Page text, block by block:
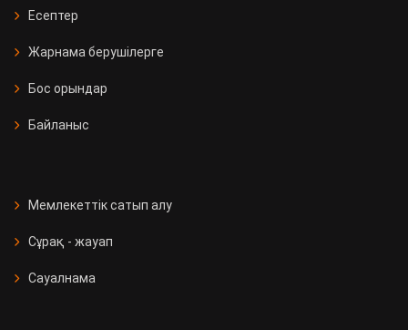
Есептер
Жарнама берушілерге
Бос орындар
Байланыс
Мемлекеттік сатып алу
Сұрақ - жауап
Сауалнама